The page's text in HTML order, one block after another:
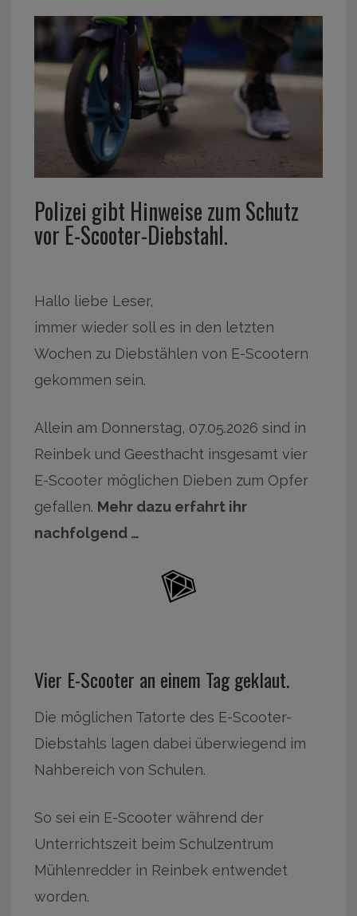
Polizei gibt Hinweise zum Schutz
vor E-Scooter-Diebstahl.
Hallo liebe Leser,
immer wieder soll es in den letzten
Wochen zu Diebstählen von E-Scootern
gekommen sein.
Allein am Donnerstag, 07.05.2026 sind in
Reinbek und Geesthacht insgesamt vier
E-Scooter möglichen Dieben zum Opfer
gefallen. Mehr dazu erfahrt ihr
nachfolgend …
Vier E-Scooter an einem Tag geklaut.
Die möglichen Tatorte des E-Scooter-
Diebstahls lagen dabei überwiegend im
Nahbereich von Schulen.
So sei ein E-Scooter während der
Unterrichtszeit beim Schulzentrum
Mühlenredder in Reinbek entwendet
worden.